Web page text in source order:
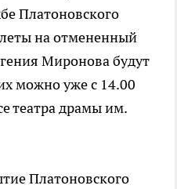
Платоновского
на отмененный
Миронова будут
можно уже с 14.00
театра драмы им.
Платоновского